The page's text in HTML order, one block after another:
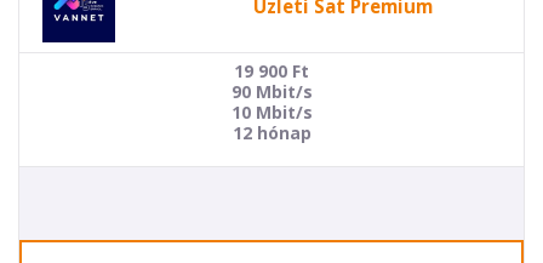
Üzleti Sat Premium
19 900 Ft
90 Mbit/s
10 Mbit/s
12 hónap